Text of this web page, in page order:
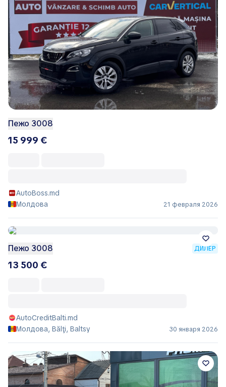
Пежо 3008
15 999 €
AutoBoss.md
Молдова
21 февраля 2026
Пежо 3008 ДИЛЕР
13 500 €
AutoCreditBalti.md
Молдова, Bălţi, Baltsy
30 января 2026